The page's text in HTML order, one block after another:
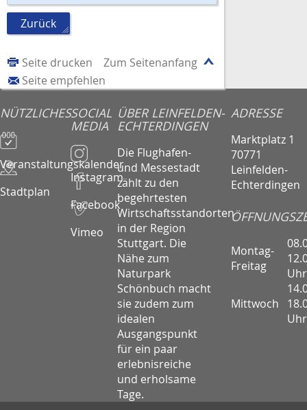
Zurück
Zum Seitenanfang
Seite drucken
Seite empfehlen
NÜTZLICHES
Veranstaltungskalender
Stadtplan
SOCIAL
MEDIA
Instagram
Facebook
Vimeo
ÜBER LEINFELDEN-
ECHTERDINGEN
Die Flughafen-
und Messestadt
zählt zu den
begehrtesten
Wirtschaftsstandorten
in der Region
Stuttgart. Die
Nähe zum
Naturpark
Schönbuch macht
sie zudem zum
idealen
Ausgangspunkt
für ein paar
erlebnisreiche
und erholsame
Tage.
ADRESSE
Marktplatz 1
70771
Leinfelden-
Echterdingen
Montag-
Freitag
Uhr
Mittwoch
Uhr